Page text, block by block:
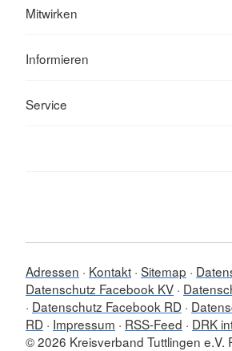
Mitwirken
Informieren
Service
Adressen Kontakt Sitemap
Datenschutz Facebook KV
Datenschutz Facebook RD
RD Impressum RSS-Feed
DRK
© 2026 Kreisverband Tuttlingen e.V.